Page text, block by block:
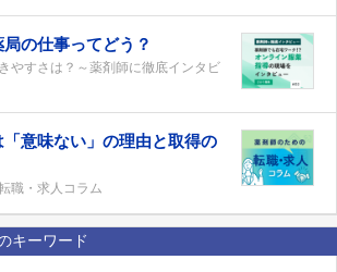
の仕事ってどう？
やすさは？～薬剤師に徹底インタビ
意味ない」の理由と取得の
職・求人コラム
キーワード